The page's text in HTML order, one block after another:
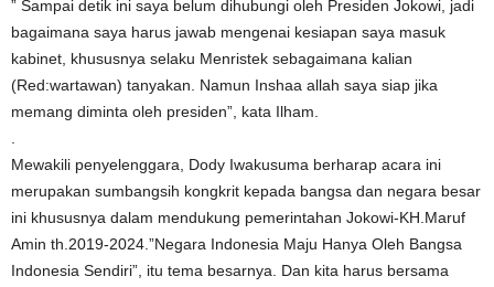
” Sampai detik ini saya belum dihubungi oleh Presiden Jokowi, jadi
bagaimana saya harus jawab mengenai kesiapan saya masuk
kabinet, khususnya selaku Menristek sebagaimana kalian
(Red:wartawan) tanyakan. Namun Inshaa allah saya siap jika
memang diminta oleh presiden”, kata Ilham.
Mewakili penyelenggara, Dody Iwakusuma berharap acara ini
merupakan sumbangsih kongkrit kepada bangsa dan negara besar
ini khususnya dalam mendukung pemerintahan Jokowi-KH.Maruf
Amin th.2019-2024.”Negara Indonesia Maju Hanya Oleh Bangsa
Indonesia Sendiri”, itu tema besarnya. Dan kita harus bersama